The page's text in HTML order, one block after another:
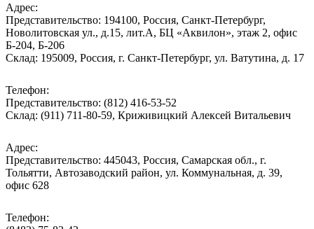
Адрес:
Представительство: 194100, Россия, Санкт-Петербург,
Новолитовская ул., д.15, лит.А, БЦ «Аквилон», этаж 2, офис
Б-204, Б-206
Склад: 195009, Россия, г. Санкт-Петербург, ул. Ватутина, д. 17
Телефон:
Представительство: (812) 416-53-52
Склад: (911) 711-80-59, Криживицкий Алексей Витальевич
Адрес:
Представительство: 445043, Россия, Самарская обл., г.
Тольятти, Автозаводский район, ул. Коммунальная, д. 39,
офис 628
Телефон: